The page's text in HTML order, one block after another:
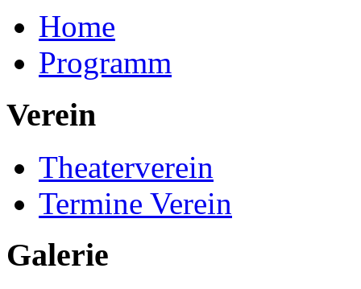
Home
Programm
Verein
Theaterverein
Termine Verein
Galerie